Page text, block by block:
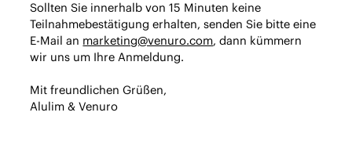
Sollten Sie innerhalb von 15 Minuten keine
Teilnahmebestätigung erhalten, senden Sie bitte eine
E-Mail an marketing@venuro.com, dann kümmern
wir uns um Ihre Anmeldung.
Mit freundlichen Grüßen,
Alulim & Venuro